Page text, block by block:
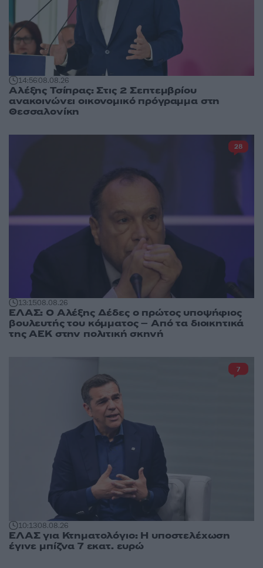
14:5608.08.26
Αλέξης Τσίπρας: Στις 2 Σεπτεμβρίου
ανακοινώνει οικονομικό πρόγραμμα στη
Θεσσαλονίκη
13:1508.08.26
ΕΛΑΣ: Ο Αλέξης Δέδες ο πρώτος υποψήφιος
βουλευτής του κόμματος – Από τα διοικητικά
της ΑΕΚ στην πολιτική σκηνή
28
10:1308.08.26
ΕΛΑΣ για Κτηματολόγιο: Η υποστελέχωση
έγινε μπίζνα 7 εκατ. ευρώ
7